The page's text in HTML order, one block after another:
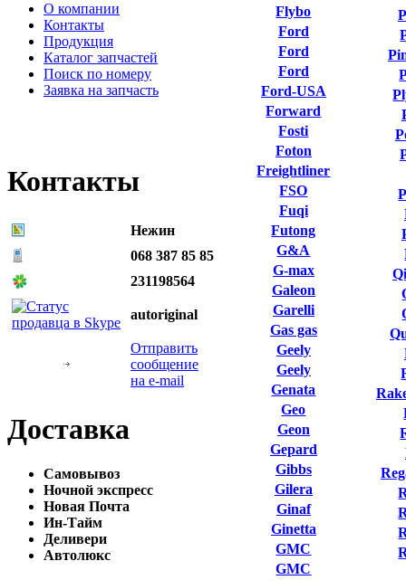
О компании
Контакты
Продукция
Каталог запчастей
Поиск по номеру
Заявка на запчасть
Контакты
Нежин
068 387 85 85
231198564
autoriginal
Отправить
сообщение
на e-mail
Доставка
Самовывоз
Ночной экспресс
Новая Почта
Ин-Тайм
Деливери
Автолюкс
Flybo
Ford
Ford
Ford
Ford-USA
Forward
Fosti
Foton
Freightliner
FSO
Fuqi
Futong
G&A
G-max
Galeon
Garelli
Gas gas
Geely
Geely
Genata
Geo
Geon
Gepard
Gibbs
Gilera
Ginaf
Ginetta
GMC
GMC